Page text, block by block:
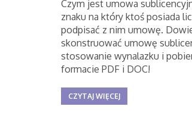
Czym jest umowa
znaku na który ktoś posiada
podpisać z nim umowę.
skonstruować umowę
stosowanie wynalazku i
formacie PDF i DOC!
CZYTAJ WIĘCEJ